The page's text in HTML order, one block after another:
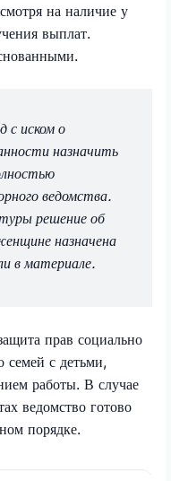
на наличие у
выплат.
с иском о
назначить
ведомства.
решение об
назначена
в материале.
прав социально
семей с детьми,
работы. В случае
ведомство готово
порядке.